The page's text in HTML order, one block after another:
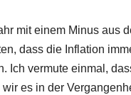
mit einem Minus aus
dass die Inflation
Ich vermute einmal,
es in der